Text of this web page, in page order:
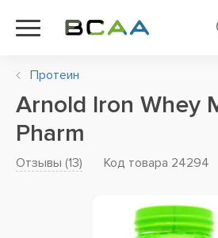
Протеин
Arnold Iron Whey
Pharm
Отзывы (13) Код товара 24294